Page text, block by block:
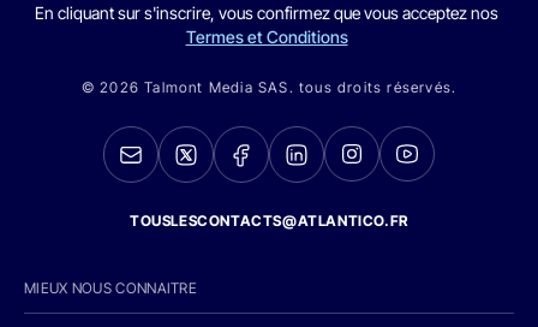
En cliquant sur s'inscrire, vous confirmez que vous acceptez nos
Termes et Conditions
© 2026 Talmont Media SAS. tous droits réservés.
TOUSLESCONTACTS@ATLANTICO.FR
MIEUX NOUS CONNAITRE